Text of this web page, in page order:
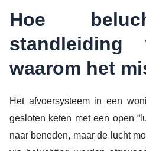
Hoe
standleiding
waarom het
Het afvoersysteem in een
gesloten keten met een open
naar beneden, maar de lucht